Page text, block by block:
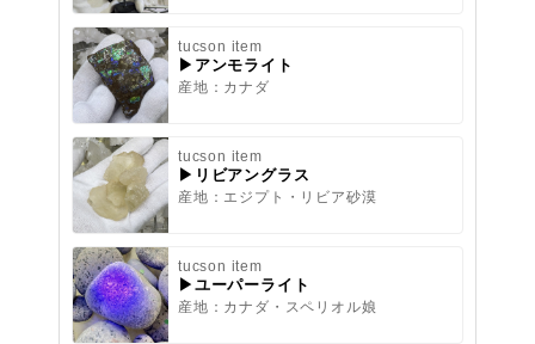
tucson item
▶アンモライト
産地：カナダ
tucson item
▶リビアングラス
産地：エジプト・リビア砂漠
tucson item
▶ユーパーライト
産地：カナダ・スペリオル娘